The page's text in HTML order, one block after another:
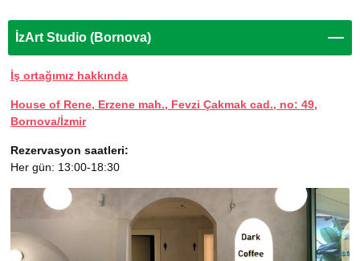
İzArt Studio (Bornova)
İş ortağımız hakkında
House of Rene, Erzene mah., Fevzi Çakmak cad., no: 49,
Bornova/İzmir
Rezervasyon saatleri:
Her gün: 13:00-18:30